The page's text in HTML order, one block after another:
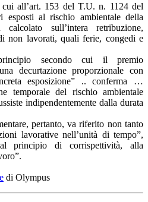
all’art. 153 del T.U. n. 1124 del
al rischio ambientale della
sull’intera retribuzione,
non lavorati, quali ferie, congedi e
secondo cui il premio
decurtazione proporzionale con
esposizione” .. conferma …
temporale del rischio ambientale
indipendentemente dalla durata
pertanto, va riferito non tanto
lavorative nell’unità di tempo”,
principio di corrispettività, alla
di Olympus